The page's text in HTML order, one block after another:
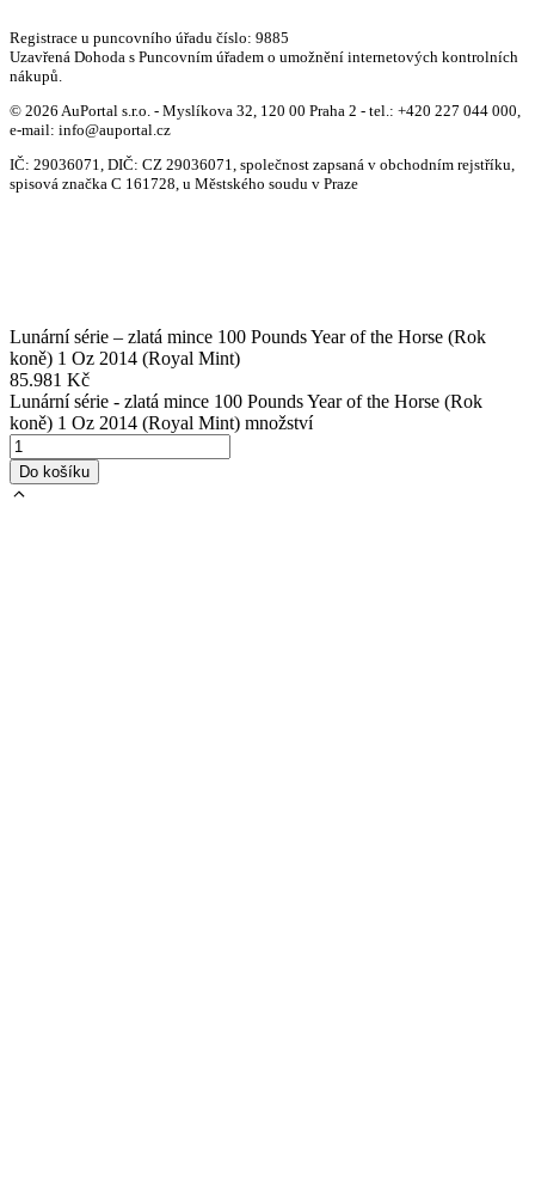
Registrace u puncovního úřadu číslo: 9885
Uzavřená Dohoda s Puncovním úřadem o umožnění internetových kontrolních
nákupů.
© 2026 AuPortal s.r.o. - Myslíkova 32, 120 00 Praha 2 - tel.: +420 227 044 000,
e-mail: info@auportal.cz
IČ: 29036071, DIČ: CZ 29036071, společnost zapsaná v obchodním rejstříku,
spisová značka C 161728, u Městského soudu v Praze
Lunární série – zlatá mince 100 Pounds Year of the Horse (Rok
koně) 1 Oz 2014 (Royal Mint)
85.981 Kč
Lunární série - zlatá mince 100 Pounds Year of the Horse (Rok
koně) 1 Oz 2014 (Royal Mint) množství
Do košíku